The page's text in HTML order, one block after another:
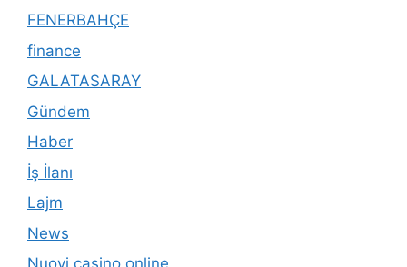
FENERBAHÇE
finance
GALATASARAY
Gündem
Haber
İş İlanı
Lajm
News